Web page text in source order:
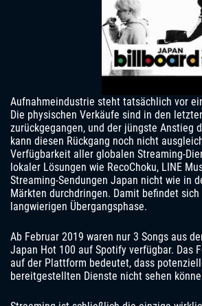
Aufnahmeindustrie steht tatsächlich vor
Die physischen Verkäufe sind in den
zurückgegangen, und der jüngste Anstieg
kann diesen Rückgang noch nicht
Verfügbarkeit aller globalen Streaming-
lokaler Lösungen wie RecoChoku, LINE
Streaming-Sendungen Japan nicht wie in
Märkten durchdringen. Damit befindet
langwierigen Übergangsphase.
Ab Februar 2019 waren nur 3 Songs aus
Japan Hot 100 auf Spotify verfügbar. Das
auf der Plattform bedeutet, dass
bereitgestellten Dienste nicht sehen